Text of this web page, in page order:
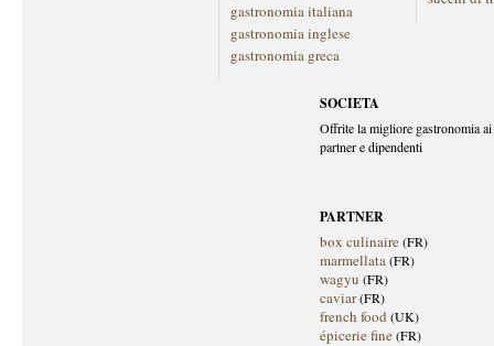
gastronomia italiana
gastronomia inglese
gastronomia greca
SOCIETA
Offrite la migliore gastronomia
partner e dipendenti
PARTNER
box culinaire(FR)
marmellata(FR)
wagyu (FR)
caviar(FR)
french food (UK)
épicerie fine(FR)